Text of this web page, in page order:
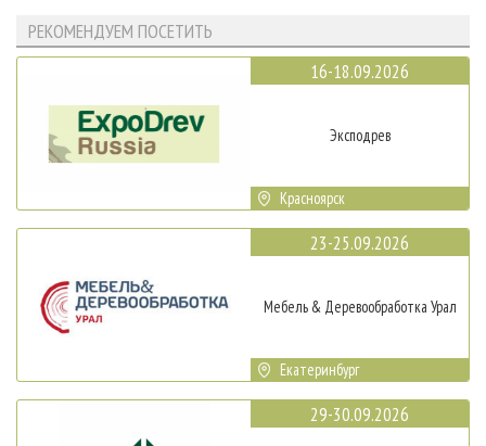
РЕКОМЕНДУЕМ ПОСЕТИТЬ
16-18.09.2026
Эксподрев
Красноярск
23-25.09.2026
Мебель & Деревообработка Урал
Екатеринбург
29-30.09.2026